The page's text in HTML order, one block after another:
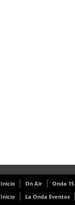
Inicio On Air Onda 15
Inicio
La Onda Eventos